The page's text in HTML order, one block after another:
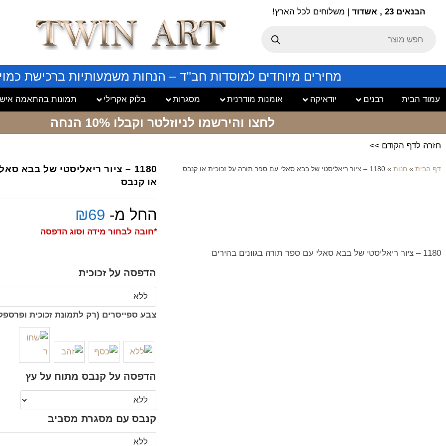
הבנאים 23 , אשדוד | משלוחים לכל הארץ!
מחירים מיוחדים למוסדות חב"ד – הנחות משמעותיות ברכישת
עמוד הבית רבנים יודאיקה אומנות מודרנית מסגרות בלוק אקרילי תמונות בהתאמה
לחצו והירשמו לניוזלטר וקבלו 10% הנחה
חזרה לדף הקודם >>
דף הבית » חנות » 1180 – ציור ריאליסטי של בבא סאלי עם ספר תורה על זכוכית או קנבס
1180 – ציור ריאליסטי של בבא סאלי עם ספר תורה בגוונים בהירים
1180 – ציור ריאליסטי של בבא
או קנבס
החל מ- ₪69
*חובה לבחור מידה וסוג הדפסה
הדפסה על זכוכית
צבע ספייסרים (רק לתמונת זכוכית
הדפסה על קנבס מתוח על עץ
קנבס עם מסגרת מסביב